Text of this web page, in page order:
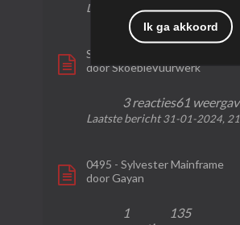
Laatste bericht04-02-2024,
Santa Domingo - Magnum
doorSkoebieVuurwerk
3 reacties61
Laatste bericht 31-01-2024,
0495 - Sylvester Mainframe
door Gayan
1
135
Ik ga akkoord